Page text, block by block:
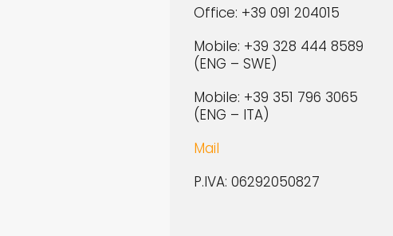
Office: +39 091 204015
Mobile: +39 328 444 8589
(ENG – SWE)
Mobile: +39 351 796 3065
(ENG – ITA)
Mail
P.IVA: 06292050827